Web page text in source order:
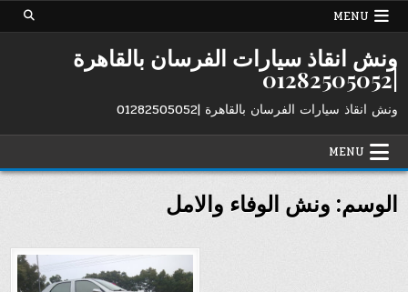
Skip
MENU
ونش انقاذ سيارات الفرسان بالقاهرة
|01282505052
ونش انقاذ سيارات الفرسان بالقاهرة |01282505052
MENU
الوسم: ونش الوفاء والامل